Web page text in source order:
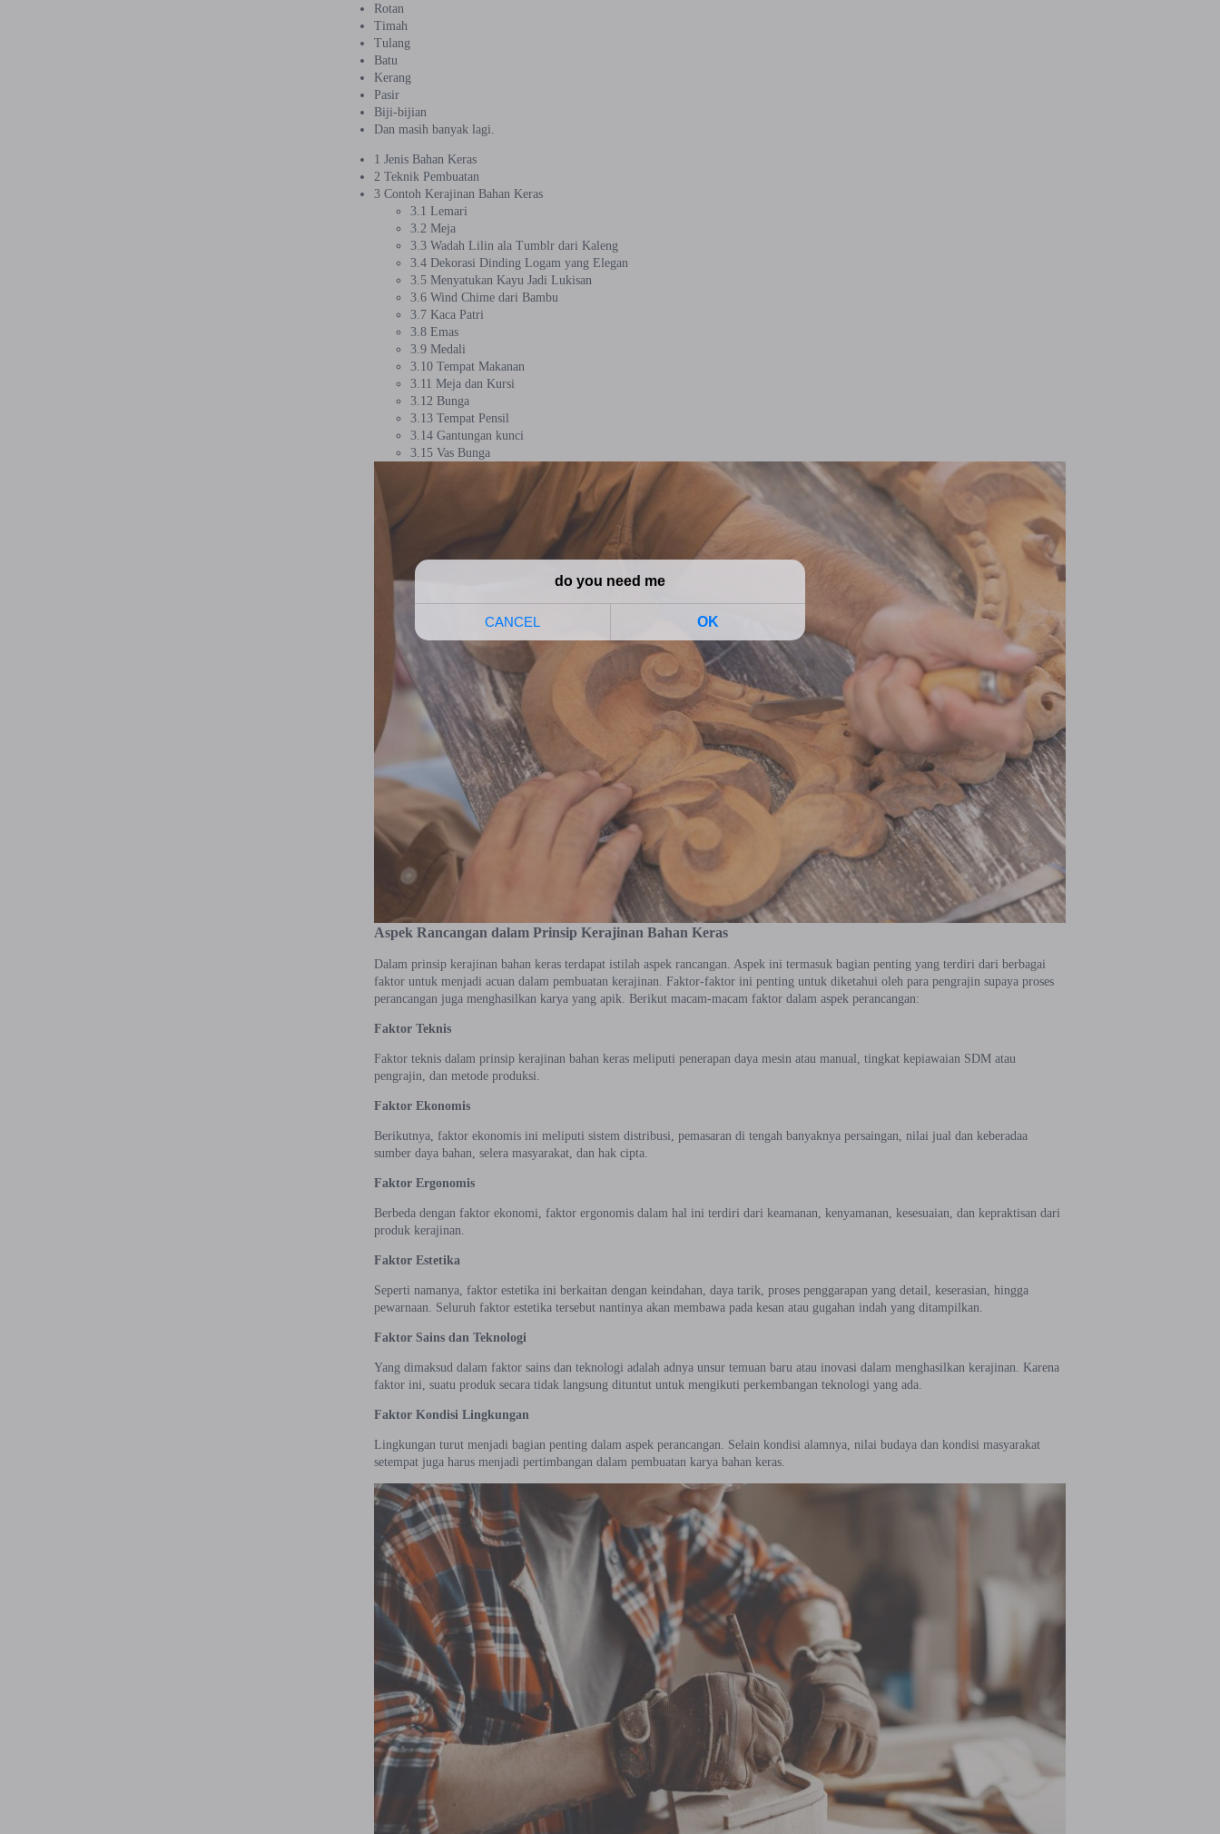
Rotan
Timah
Tulang
Batu
Kerang
Pasir
Biji-bijian
Dan masih banyak lagi.
1 Jenis Bahan Keras
2 Teknik Pembuatan
3 Contoh Kerajinan Bahan Keras
3.1 Lemari
3.2 Meja
3.3 Wadah Lilin ala Tumblr dari Kaleng
3.4 Dekorasi Dinding Logam yang Elegan
3.5 Menyatukan Kayu Jadi Lukisan
3.6 Wind Chime dari Bambu
3.7 Kaca Patri
3.8 Emas
3.9 Medali
3.10 Tempat Makanan
3.11 Meja dan Kursi
3.12 Bunga
3.13 Tempat Pensil
3.14 Gantungan kunci
3.15 Vas Bunga
Aspek Rancangan dalam Prinsip Kerajinan Bahan Keras
Dalam prinsip kerajinan bahan keras terdapat istilah aspek rancangan. Aspek ini termasuk bagian penting yang terdiri dari berbagai
faktor untuk menjadi acuan dalam pembuatan kerajinan. Faktor-faktor ini penting untuk diketahui oleh para pengrajin supaya proses
perancangan juga menghasilkan karya yang apik. Berikut macam-macam faktor dalam aspek perancangan:
Faktor Teknis
Faktor teknis dalam prinsip kerajinan bahan keras meliputi penerapan daya mesin atau manual, tingkat kepiawaian SDM atau
pengrajin, dan metode produksi.
Faktor Ekonomis
Berikutnya, faktor ekonomis ini meliputi sistem distribusi, pemasaran di tengah banyaknya persaingan, nilai jual dan keberadaa
sumber daya bahan, selera masyarakat, dan hak cipta.
Faktor Ergonomis
Berbeda dengan faktor ekonomi, faktor ergonomis dalam hal ini terdiri dari keamanan, kenyamanan, kesesuaian, dan kepraktisan dari
produk kerajinan.
Faktor Estetika
Seperti namanya, faktor estetika ini berkaitan dengan keindahan, daya tarik, proses penggarapan yang detail, keserasian, hingga
pewarnaan. Seluruh faktor estetika tersebut nantinya akan membawa pada kesan atau gugahan indah yang ditampilkan.
Faktor Sains dan Teknologi
Yang dimaksud dalam faktor sains dan teknologi adalah adnya unsur temuan baru atau inovasi dalam menghasilkan kerajinan. Karena
faktor ini, suatu produk secara tidak langsung dituntut untuk mengikuti perkembangan teknologi yang ada.
Faktor Kondisi Lingkungan
Lingkungan turut menjadi bagian penting dalam aspek perancangan. Selain kondisi alamnya, nilai budaya dan kondisi masyarakat
setempat juga harus menjadi pertimbangan dalam pembuatan karya bahan keras.